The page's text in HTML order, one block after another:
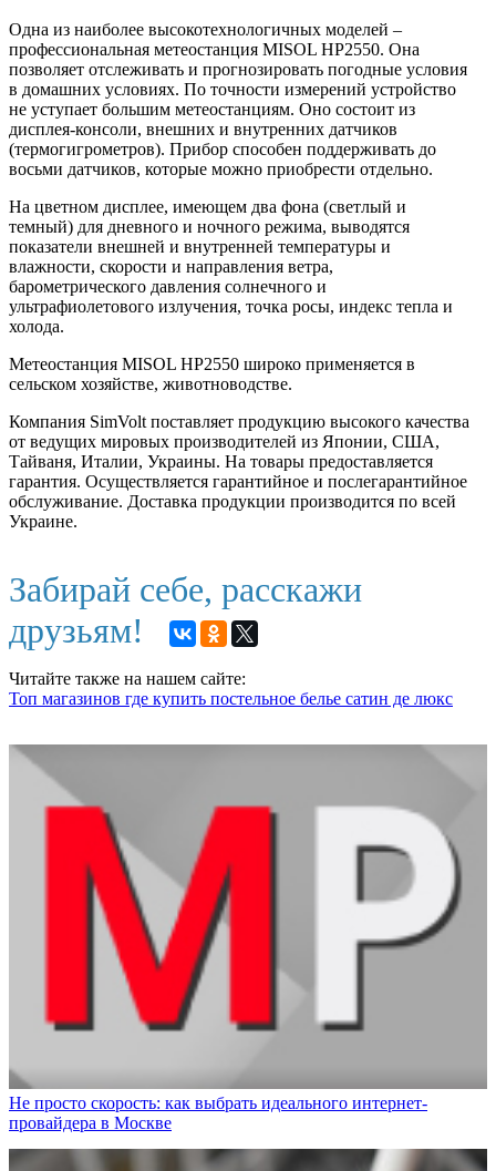
Одна из наиболее высокотехнологичных моделей –
профессиональная метеостанция MISOL HP2550. Она
позволяет отслеживать и прогнозировать погодные условия
в домашних условиях. По точности измерений устройство
не уступает большим метеостанциям. Оно состоит из
дисплея-консоли, внешних и внутренних датчиков
(термогигрометров). Прибор способен поддерживать до
восьми датчиков, которые можно приобрести отдельно.
На цветном дисплее, имеющем два фона (светлый и
темный) для дневного и ночного режима, выводятся
показатели внешней и внутренней температуры и
влажности, скорости и направления ветра,
барометрического давления солнечного и
ультрафиолетового излучения, точка росы, индекс тепла и
холода.
Метеостанция MISOL HP2550 широко применяется в
сельском хозяйстве, животноводстве.
Компания SimVolt поставляет продукцию высокого качества
от ведущих мировых производителей из Японии, США,
Тайваня, Италии, Украины. На товары предоставляется
гарантия. Осуществляется гарантийное и послегарантийное
обслуживание. Доставка продукции производится по всей
Украине.
Забирай себе, расскажи
друзьям!
Читайте также на нашем сайте:
Топ магазинов где купить постельное белье сатин де люкс
Не просто скорость: как выбрать идеального интернет-
провайдера в Москве